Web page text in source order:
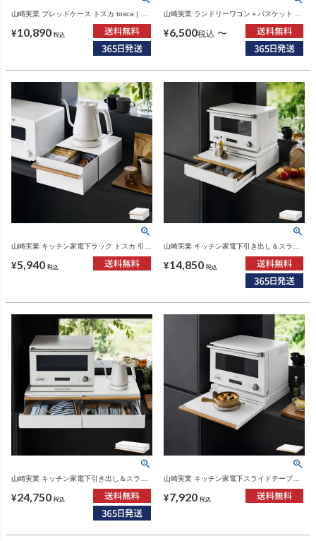
山崎実業 ブレッドケース トスカ tosca | キ
¥10,890 税込
山崎実業 ランドリーワゴン＋バスケット ト
シリーズ
¥6,500税込 〜
山崎実業 キッチン家電下ラック トスカ 引き
ーズ
¥5,940 税込
山崎実業 キッチン家電下引き出し＆スライ
スカシリーズ
¥14,850 税込
山崎実業 キッチン家電下引き出し＆スライ
貨・トスカシリーズ
¥24,750 税込
山崎実業 キッチン家電下スライドテーブル
ズ
¥7,920 税込